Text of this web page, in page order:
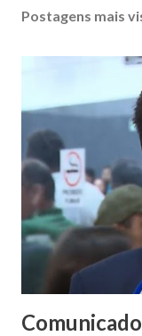
Postagens mais